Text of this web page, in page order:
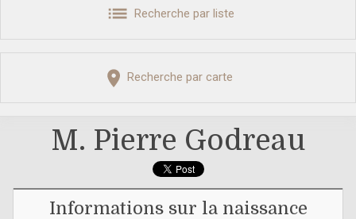
Recherche par liste
Recherche par carte
M. Pierre Godreau
Informations sur la naissance